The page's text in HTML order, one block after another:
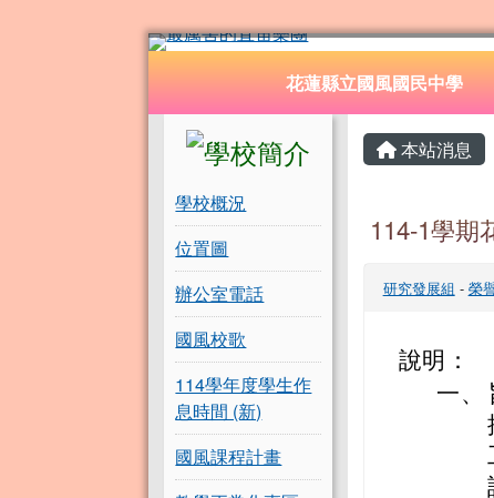
花蓮縣立國風國民中學
導覽列 花蓮縣立國風國民中學
左邊區域內容
學校概況
位置圖
辦公室電話
國風校歌
114學年度學生作
息時間 (新)
國風課程計畫
主內容區
本站消息
114-1學期
研究發展組 - 榮
說明：
一、
頁尾區域